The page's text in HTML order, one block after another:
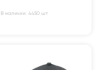
В наличии: 4450 шт